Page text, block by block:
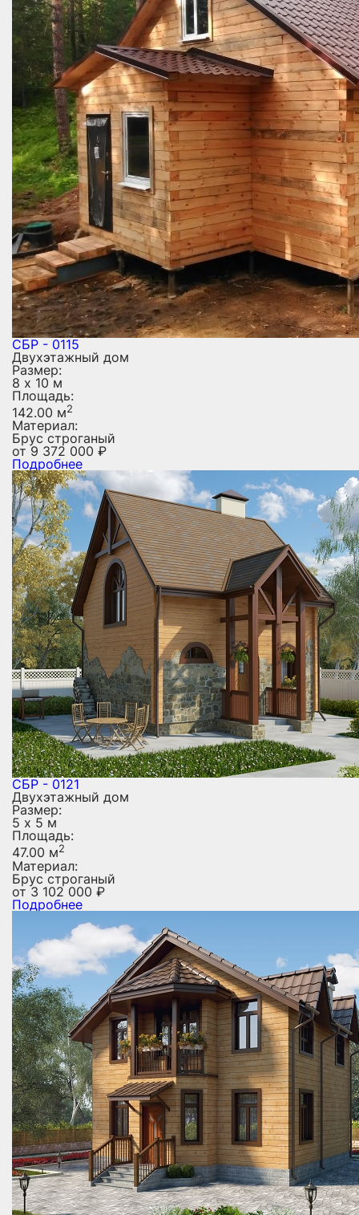
СБР - 0115
Двухэтажный дом
Размер:
8 х 10 м
Площадь:
142.00 м2
Материал:
Брус строганый
от9 372 000 ₽
Подробнее
СБР - 0121
Двухэтажный дом
Размер:
5 х 5 м
Площадь:
47.00 м2
Материал:
Брус строганый
от3 102 000 ₽
Подробнее